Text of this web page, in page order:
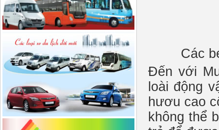
Các
Đến với
loài động
hươu cao
không thể